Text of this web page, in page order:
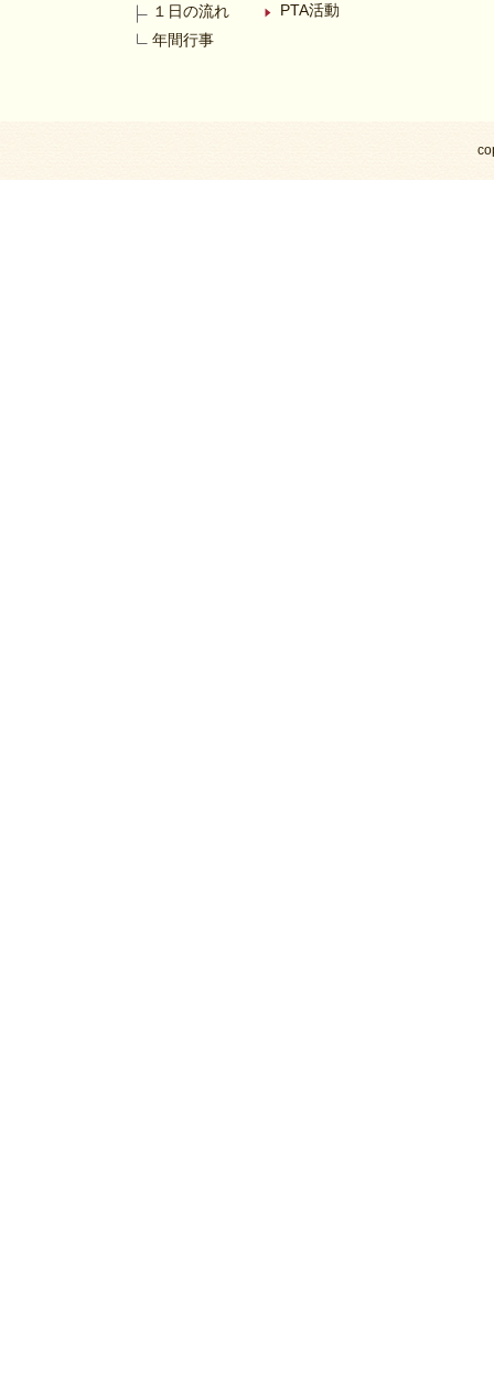
１日の流れ
年間行事
PTA活動